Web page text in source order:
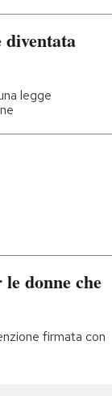
legge
donne che
firmata con